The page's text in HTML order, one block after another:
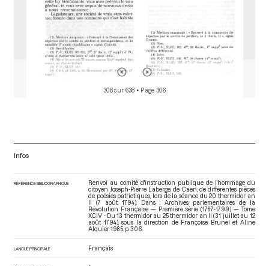
308 sur 638 • Page 306
Infos
RÉFÉRENCE BIBLIOGRAPHIQUE
Renvoi au comité d'instruction publique de l'hommage du
citoyen Joseph-Pierre Laberge, de Caen, de différentes pièces
de poésies patriotiques, lors de la séance du 20 thermidor an
II (7 août 1794). Dans : Archives parlementaires de la
Révolution Française — Première série (1787-1799) — Tome
XCIV - Du 13 thermidor au 25 thermidor an II (31 juillet au 12
août 1794), sous la direction de Françoise Brunel et Aline
Alquier. 1985. p. 306.
LANGUE PRINCIPALE Français